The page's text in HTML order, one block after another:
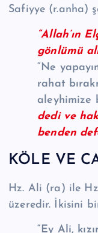
Safiyye (r.anha)
“Allah’ın
gönlümü
“Ne
rahat
aleyhimize
dedi ve
benden
KÖLE VE
Hz. Ali (ra) ile
üzeredir. İkisini
“Ey Ali,